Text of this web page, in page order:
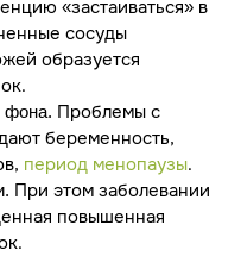
«застаиваться» в
сосуды
образуется
фона. Проблемы с
беременность,
период менопаузы.
При этом заболевании
повышенная